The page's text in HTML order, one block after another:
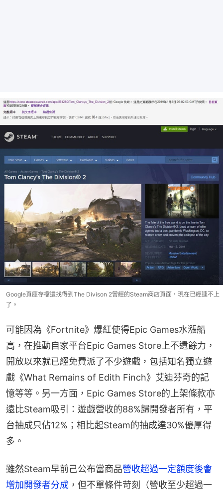
Google頁庫存檔還找得到The Divison 2曾經的Steam商店頁面，現在已經連不上
了。
可能因為《Fortnite》爆紅使得Epic Games水漲船
高，在推動自家平台Epic Games Store上不遺餘力，
開放以來就已經免費派了不少遊戲，包括知名獨立遊
戲《What Remains of Edith Finch》艾迪芬奇的記
憶等等。另一方面，Epic Games Store的上架條款亦
遠比Steam吸引：遊戲營收的88%歸開發者所有，平
台抽成只佔12%；相比起Steam的抽成達30%優厚得
多。
雖然Steam早前己公布當商品營收超過一定額度後會
增加開發者分成 ，但不單條件苛刻（營收至少超過一